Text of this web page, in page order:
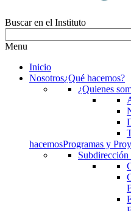
Buscar en el Instituto
Menu
Inicio
Nosotros¿Qué hacemos?
¿Quienes
hacemosProgramas y
Subdirección